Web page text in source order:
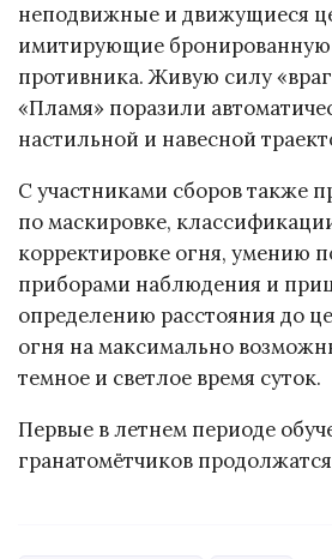
неподвижные и движущиеся
имитирующие бронированную
противника. Живую силу
«Пламя» поразили
настильной и навесной
С участниками сборов также
по маскировке,
корректировке огня, умению
приборами наблюдения и
определению расстояния до
огня на максимально
темное и светлое время суток.
Первые в летнем периоде
гранатомётчиков